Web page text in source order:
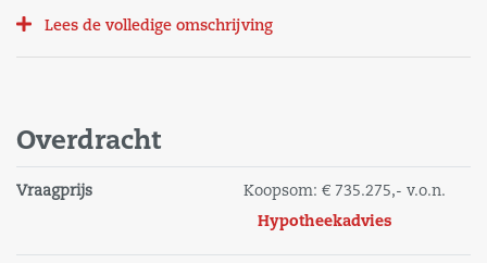
-openslaande tuindeuren achtergevel
-voorbereiding laadpaal
Deze 2/1 kapwoning XXL heeft een beukmaat van 6
Lees de volledige omschrijving
Overdracht
Vraagprijs Koopsom: € 735.275,- v.o.n.
Hypotheekadvies